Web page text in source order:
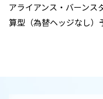
アライアンス・バーンス
算型（為替ヘッジなし）